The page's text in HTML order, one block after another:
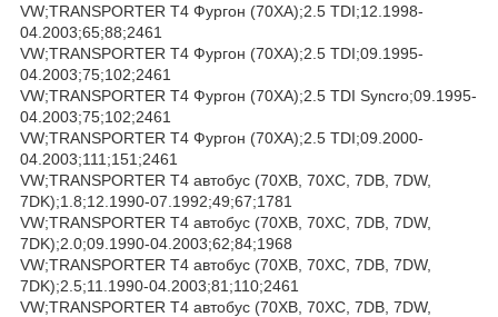
VW;TRANSPORTER T4 Фургон (70XA);2.5 TDI;12.1998-
04.2003;65;88;2461
VW;TRANSPORTER T4 Фургон (70XA);2.5 TDI;09.1995-
04.2003;75;102;2461
VW;TRANSPORTER T4 Фургон (70XA);2.5 TDI Syncro;09.1995-
04.2003;75;102;2461
VW;TRANSPORTER T4 Фургон (70XA);2.5 TDI;09.2000-
04.2003;111;151;2461
VW;TRANSPORTER T4 автобус (70XB, 70XC, 7DB, 7DW,
7DK);1.8;12.1990-07.1992;49;67;1781
VW;TRANSPORTER T4 автобус (70XB, 70XC, 7DB, 7DW,
7DK);2.0;09.1990-04.2003;62;84;1968
VW;TRANSPORTER T4 автобус (70XB, 70XC, 7DB, 7DW,
7DK);2.5;11.1990-04.2003;81;110;2461
VW;TRANSPORTER T4 автобус (70XB, 70XC, 7DB, 7DW,